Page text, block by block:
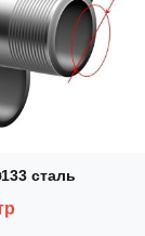
сталь